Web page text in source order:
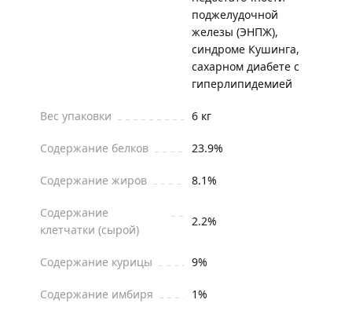
поджелудочной
железы (ЭНПЖ),
синдроме Кушинга,
сахарном диабете с
гиперлипидемией
Вес упаковки 6 кг
Содержание белков 23.9%
Содержание жиров 8.1%
Содержание
клетчатки (сырой)
2.2%
Содержание курицы 9%
Содержание имбиря 1%